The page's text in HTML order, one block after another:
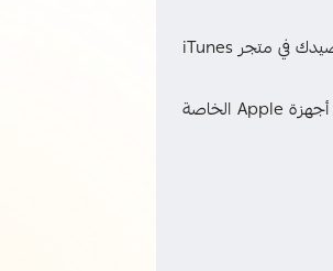
بطاقة ايتونز امريكي 20$ من متجر لوك ستور السعودي تمنحك إمكانية شحن رصيدك في متجر iTunes
استمتع بشراء التطبيقات، الألعاب، الأفلام، الموسيقى، والاشتراكات المختلفة على أجهزة Apple الخاصة